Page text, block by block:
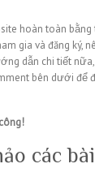
hoàn toàn bằng
gia và đăng ký,
dẫn chi tiết
bên dưới để
các